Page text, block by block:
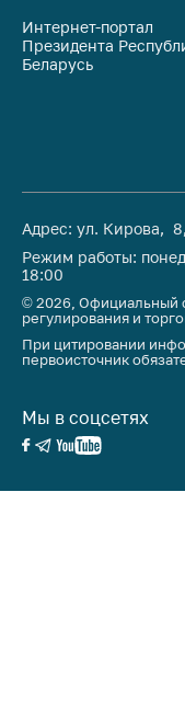
Интернет-портал
Президента
Беларусь
Адрес: ул. Кирова,
Режим работы:
18:00
© 2026, Официальный
регулирования и
При цитировании
первоисточник
Мы в соцсетях